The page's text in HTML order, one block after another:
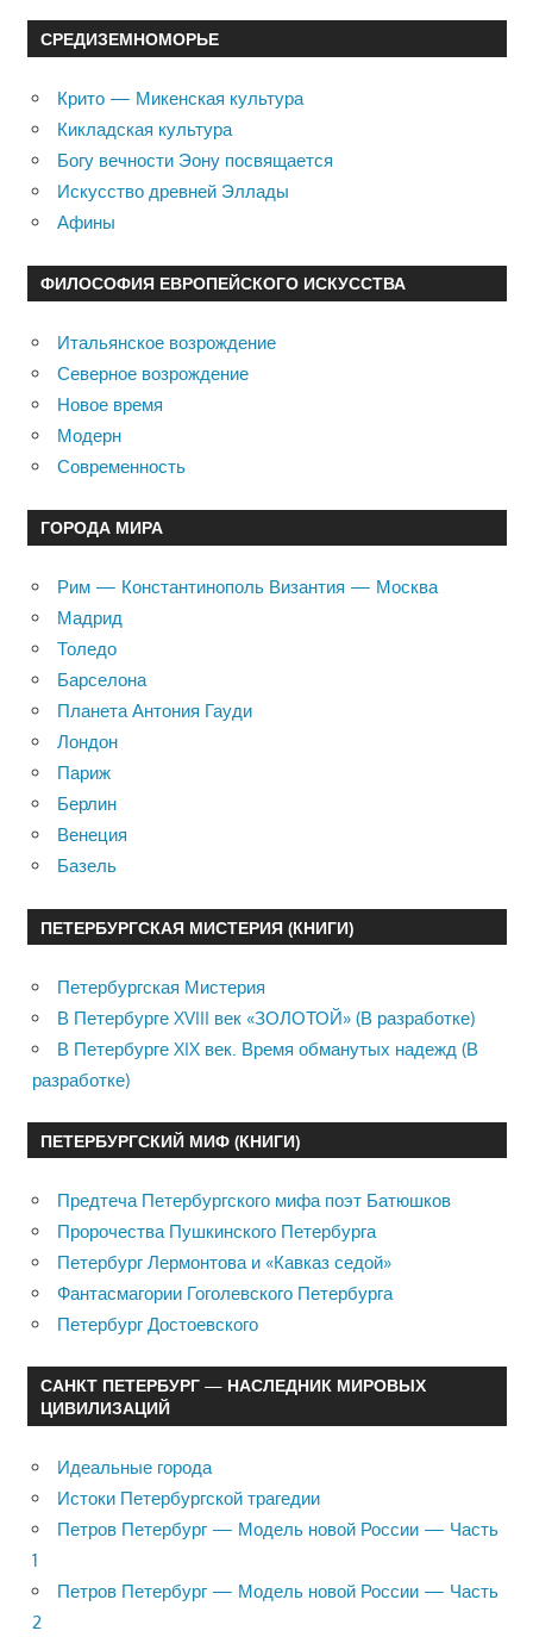
СРЕДИЗЕМНОМОРЬЕ
Крито — Микенская культура
Кикладская культура
Богу вечности Эону посвящается
Искусство древней Эллады
Афины
ФИЛОСОФИЯ ЕВРОПЕЙСКОГО ИСКУССТВА
Итальянское возрождение
Северное возрождение
Новое время
Модерн
Современность
ГОРОДА МИРА
Рим — Константинополь Византия — Москва
Мадрид
Толедо
Барселона
Планета Антония Гауди
Лондон
Париж
Берлин
Венеция
Базель
ПЕТЕРБУРГСКАЯ МИСТЕРИЯ (КНИГИ)
Петербургская Мистерия
В Петербурге XVIII век «ЗОЛОТОЙ» (В разработке)
В Петербурге XIX век. Время обманутых надежд (В
разработке)
ПЕТЕРБУРГСКИЙ МИФ (КНИГИ)
Предтеча Петербургского мифа поэт Батюшков
Пророчества Пушкинского Петербурга
Петербург Лермонтова и «Кавказ седой»
Фантасмагории Гоголевского Петербурга
Петербург Достоевского
САНКТ ПЕТЕРБУРГ — НАСЛЕДНИК МИРОВЫХ
ЦИВИЛИЗАЦИЙ
Идеальные города
Истоки Петербургской трагедии
Петров Петербург — Модель новой России — Часть
1
Петров Петербург — Модель новой России — Часть
2